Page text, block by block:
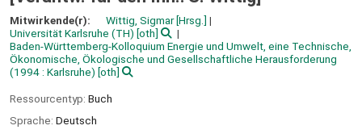
Mitwirkende(r): Wittig, Sigmar[Hrsg.]
Universität Karlsruhe (TH) [oth]
Baden-Württemberg-Kolloquium Energie und Umwelt, eine Technische,
Ökonomische, Ökologische und Gesellschaftliche Herausforderung
(1994 : Karlsruhe) [oth]
Ressourcentyp: Buch
Sprache: Deutsch